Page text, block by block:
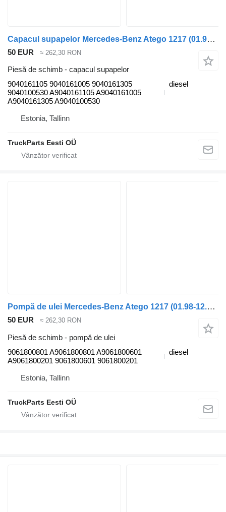
Capacul supapelor Mercedes-Benz Atego 1217 (01.98-12.04) 9040161105 pentru cap tractor Mercedes-Benz Atego, Atego 2, Atego 3 (1996-)
50 EUR ≈ 262,30 RON
Piesă de schimb - capacul supapelor
9040161105 9040161005 9040161305
9040100530 A9040161105 A9040161005
A9040161305 A9040100530
diesel
Estonia, Tallinn
TruckParts Eesti OÜ
Pompă de ulei Mercedes-Benz Atego 1217 (01.98-12.04) 9061800801 pentru cap tractor Mercedes-Benz Atego, Atego 2, Atego 3 (1996-)
50 EUR ≈ 262,30 RON
Piesă de schimb - pompă de ulei
9061800801 A9061800801 A9061800601
A9061800201 9061800601 9061800201
diesel
Estonia, Tallinn
TruckParts Eesti OÜ